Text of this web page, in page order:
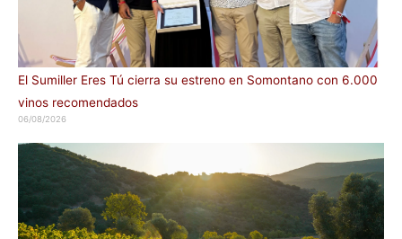
El Sumiller Eres Tú cierra su estreno en Somontano con 6.000
vinos recomendados
06/08/2026